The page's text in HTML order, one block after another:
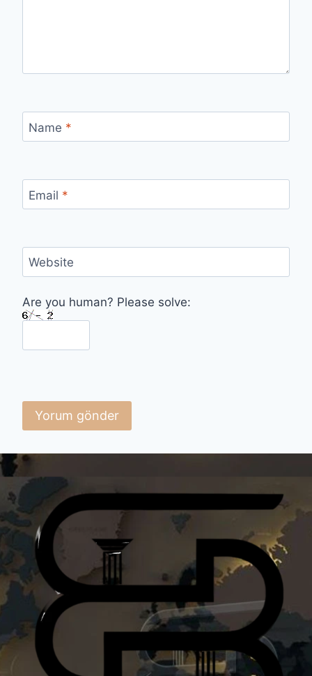
Name *
Email *
Website
Are you human? Please solve: